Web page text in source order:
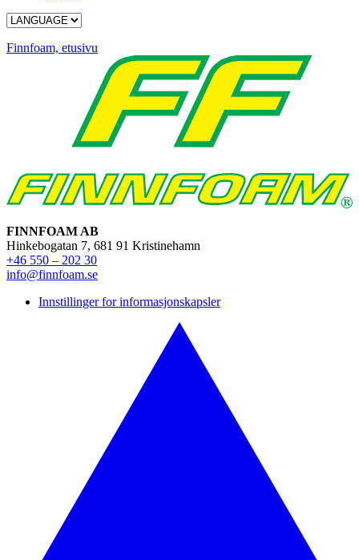
Finnfoam, etusivu
FINNFOAM AB
Hinkebogatan 7, 681 91 Kristinehamn
+46 550 – 202 30
info@finnfoam.se
Innstillinger for informasjonskapsler